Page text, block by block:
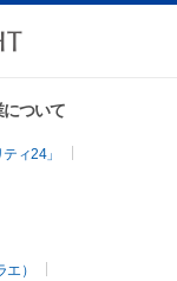
ついて
ィ24」
）